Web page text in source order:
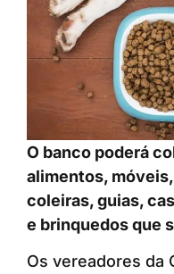
O banco poderá
alimentos,
coleiras, guias,
e brinquedos que
Os vereadores da